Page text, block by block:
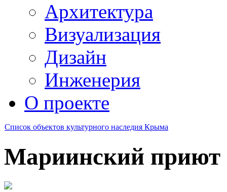
Архитектура
Визуализация
Дизайн
Инженерия
О проекте
Список объектов культурного наследия Крыма
Мариинский приют